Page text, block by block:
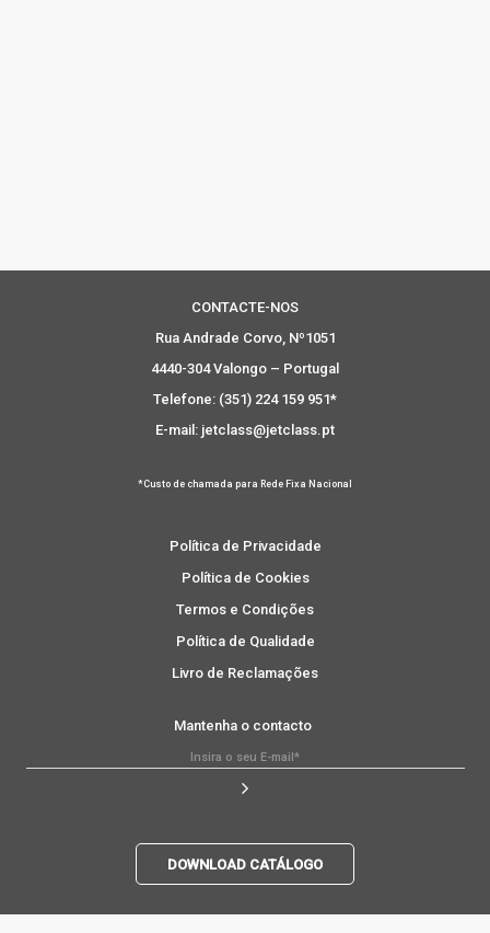
CONTACTE-NOS
Rua Andrade Corvo, Nº1051
4440-304 Valongo – Portugal
Telefone: (351) 224 159 951*
E-mail: jetclass@jetclass.pt
*Custo de chamada para Rede Fixa Nacional
Política de Privacidade
Política de Cookies
Termos e Condições
Política de Qualidade
Livro de Reclamações
Mantenha o contacto
DOWNLOAD CATÁLOGO